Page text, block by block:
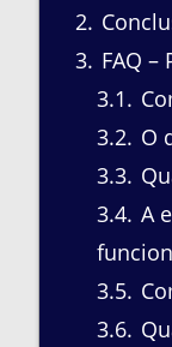
2
3 FAQ
3.1
3.2 O
3.3
3.4 A
3.5
3.6